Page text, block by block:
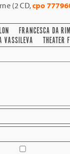
(2 CD,cpo
FRANCESCA DA
VASSILEVA THEATER